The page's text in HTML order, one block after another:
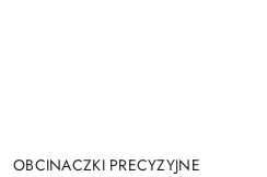
OBCINACZKI PRECYZYJNE